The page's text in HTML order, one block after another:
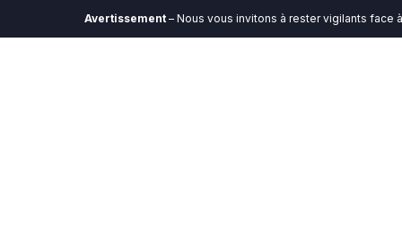
Avertissement– Nous vous invitons à rester vigilants face à